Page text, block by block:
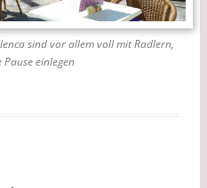
sind vor allem voll mit Radlern,
einlegen